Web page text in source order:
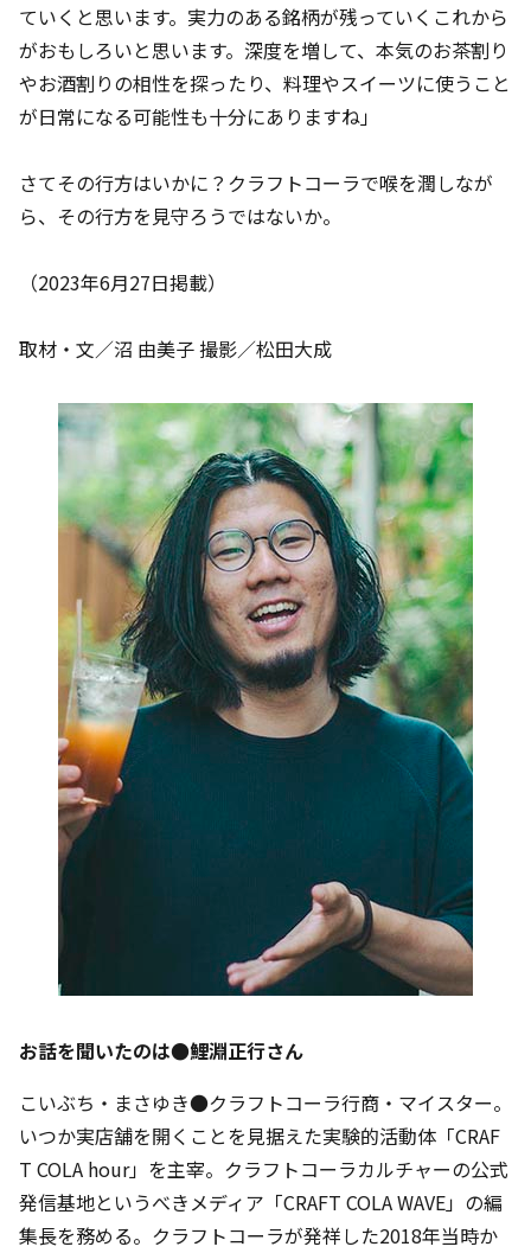
ていくと思います。実力のある銘柄が残っていくこれから
がおもしろいと思います。深度を増して、本気のお茶割り
やお酒割りの相性を探ったり、料理やスイーツに使うこと
が日常になる可能性も十分にありますね」
さてその行方はいかに？クラフトコーラで喉を潤しなが
ら、その行方を見守ろうではないか。
（2023年6月27日掲載）
取材・文／沼 由美子 撮影／松田大成
お話を聞いたのは●鯉淵正行さん
こいぶち・まさゆき●クラフトコーラ行商・マイスター。
いつか実店舗を開くことを見据えた実験的活動体「CRAF
T COLA hour」を主宰。クラフトコーラカルチャーの公式
発信基地というべきメディア「CRAFT COLA WAVE」の編
集長を務める。クラフトコーラが発祥した2018年当時か